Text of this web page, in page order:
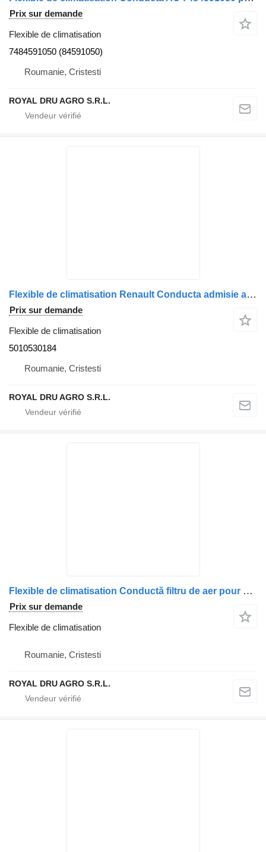
Prix sur demande
Flexible de climatisation
7484591050 (84591050)
Roumanie, Cristesti
ROYAL DRU AGRO S.R.L.
Flexible de climatisation Renault Conducta admisie aer inferioară 5010530184 pour camion Renault
Prix sur demande
Flexible de climatisation
5010530184
Roumanie, Cristesti
ROYAL DRU AGRO S.R.L.
Flexible de climatisation Conductă filtru de aer pour camion Renault 5010349237 – Uzată
Prix sur demande
Flexible de climatisation
Roumanie, Cristesti
ROYAL DRU AGRO S.R.L.